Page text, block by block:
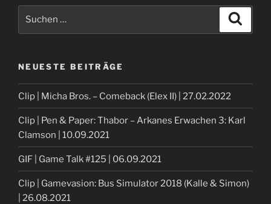
NEUESTE BEITRÄGE
Clip | Micha Bros. – Comeback (Elex II) | 27.02.2022
Clip | Pen & Paper: Thabor – Arkanes Erwachen 3: Karl
Clamson | 10.09.2021
GIF | Game Talk #125 | 06.09.2021
Clip | Gamevasion: Bus Simulator 2018 (Kalle & Simon)
| 26.08.2021